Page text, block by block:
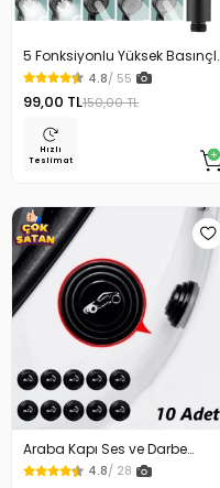
5 Fonksiyonlu Yüksek Basınçlı
Ayarlı Duş Başlığı
4.8/ 55
99,00 TL150,00 TL
Hızlı
Teslimat
Araba Kapı Ses ve Darbe
Emici Pad 10 Adet
4.8/ 28